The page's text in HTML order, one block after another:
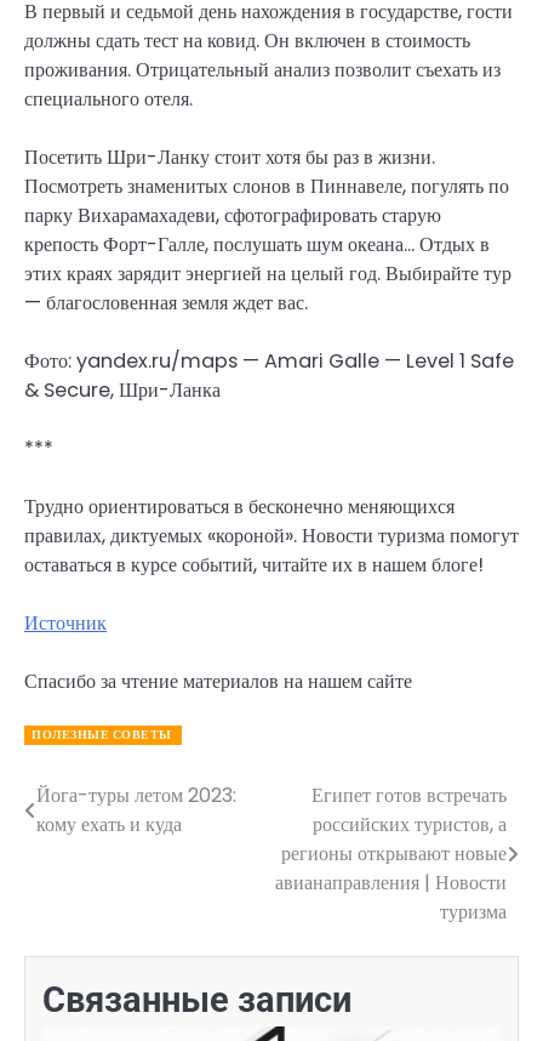
В первый и седьмой день нахождения в государстве, гости
должны сдать тест на ковид. Он включен в стоимость
проживания. Отрицательный анализ позволит съехать из
специального отеля.
Посетить Шри-Ланку стоит хотя бы раз в жизни.
Посмотреть знаменитых слонов в Пиннавеле, погулять по
парку Вихарамахадеви, сфотографировать старую
крепость Форт-Галле, послушать шум океана… Отдых в
этих краях зарядит энергией на целый год. Выбирайте тур
— благословенная земля ждет вас.
Фото: yandex.ru/maps — Amari Galle — Level 1 Safe
& Secure, Шри-Ланка
***
Трудно ориентироваться в бесконечно меняющихся
правилах, диктуемых «короной». Новости туризма помогут
оставаться в курсе событий, читайте их в нашем блоге!
Источник
Спасибо за чтение материалов на нашем сайте
ПОЛЕЗНЫЕ СОВЕТЫ
Навигация
Йога-туры летом 2023:
кому ехать и куда
Египет готов встречать
российских туристов, а
регионы открывают новые
авианаправления | Новости
туризма
Связанные записи